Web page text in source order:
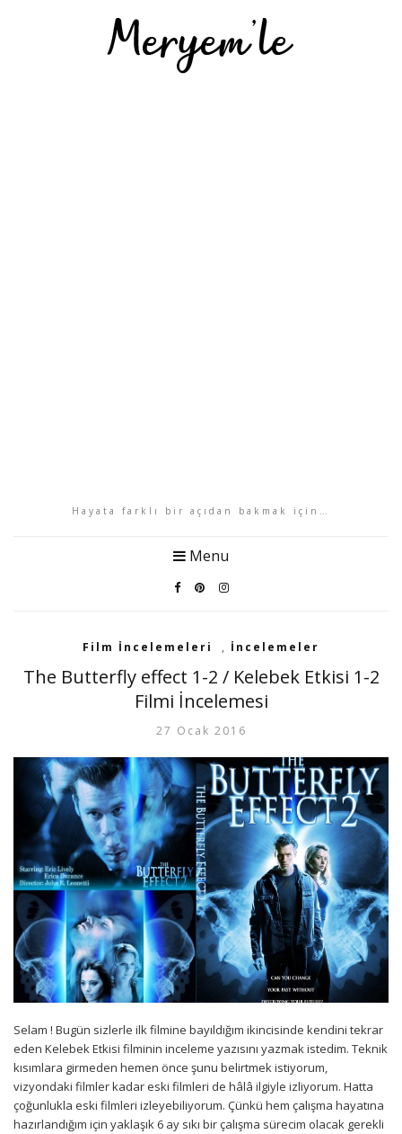
Hayata farklı bir açıdan bakmak için…
Menu
Film İncelemeleri , İncelemeler
The Butterfly effect 1-2 / Kelebek Etkisi 1-2
Filmi İncelemesi
27 Ocak 2016
Selam ! Bugün sizlerle ilk filmine bayıldığım ikincisinde kendini tekrar
eden Kelebek Etkisi filminin inceleme yazısını yazmak istedim. Teknik
kısımlara girmeden hemen önce şunu belirtmek istiyorum,
vizyondaki filmler kadar eski filmleri de hâlâ ilgiyle izliyorum. Hatta
çoğunlukla eski filmleri izleyebiliyorum. Çünkü hem çalışma hayatına
hazırlandığım için yaklaşık 6 ay sıkı bir çalışma sürecim olacak gerekli